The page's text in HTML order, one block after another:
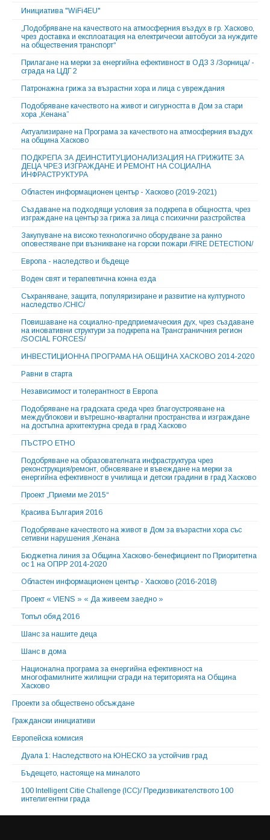
Инициатива "WiFi4EU"
„Подобряване на качеството на атмосферния въздух в гр. Хасково,
чрез доставка и експлоатация на електрически автобуси за нуждите
на обществения транспорт“
Прилагане на мерки за енергийна ефективност в ОДЗ 3 /Зорница/ -
сграда на ЦДГ 2
Патронажна грижа за възрастни хора и лица с увреждания
Подобряване качеството на живот и сигурността в Дом за стари
хора „Кенана”
Актуализиране на Програма за качеството на атмосферния въздух
на община Хасково
ПОДКРЕПА ЗА ДЕИНСТИТУЦИОНАЛИЗАЦИЯ НА ГРИЖИТЕ ЗА
ДЕЦА ЧРЕЗ ИЗГРАЖДАНЕ И РЕМОНТ НА СОЦИАЛНА
ИНФРАСТРУКТУРА
Областен информационен център - Хасково (2019-2021)
Създаване на подходящи условия за подкрепа в общността, чрез
изграждане на център за грижа за лица с психични разстройства
Закупуване на високо технологично оборудване за ранно
оповестяване при възникване на горски пожари /FIRE DETECTION/
Европа - наследство и бъдеще
Воден свят и терапевтична конна езда
Съхраняване, защита, популяризиране и развитие на културното
наследство /CHIC/
Повишаване на социално-предприемаческия дух, чрез създаване
на иновативни структури за подкрепа на Трансграничния регион
/SOCIAL FORCES/
ИНВЕСТИЦИОННА ПРОГРАМА НА ОБЩИНА ХАСКОВО 2014-2020
Равни в старта
Независимост и толерантност в Европа
Подобряване на градската среда чрез благоустрояване на
междублокови и вътрешно-квартални пространства и изграждане
на достъпна архитектурна среда в град Хасково
ПЪСТРО ЕТНО
Подобряване на образователната инфраструктура чрез
реконструкция/ремонт, обновяване и въвеждане на мерки за
енергийна ефективност в училища и детски градини в град Хасково
Проект „Приеми ме 2015“
Красива България 2016
Подобряване качеството на живот в Дом за възрастни хора със
сетивни нарушения „Кенана
Бюджетна линия за Община Хасково-бенефициент по Приоритетна
ос 1 на ОПРР 2014-2020
Областен информационен център - Хасково (2016-2018)
Проект « VIENS » « Да живеем заедно »
Топъл обяд 2016
Шанс за нашите деца
Шанс в дома
Национална програма за енергийна ефективност на
многофамилните жилищни сгради на територията на Община
Хасково
Проекти за обществено обсъждане
Граждански инициативи
Европейска комисия
Дуала 1: Наследството на ЮНЕСКО за устойчив град
Бъдещето, настояще на миналото
100 Intelligent Citie Challenge (ICC)/ Предизвикателството 100
интелигентни града